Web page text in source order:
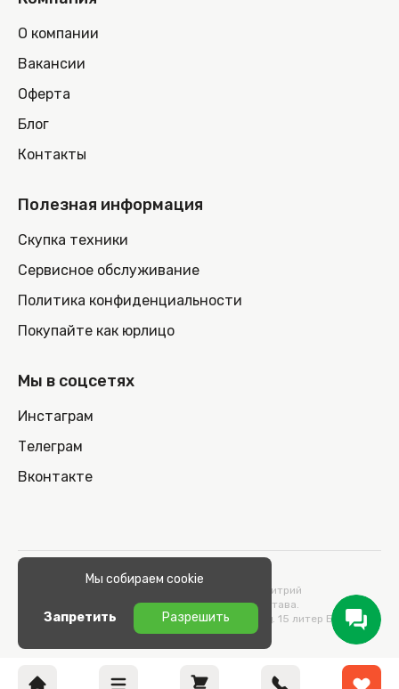
О компании
Вакансии
Оферта
Блог
Контакты
Полезная информация
Скупка техники
Сервисное обслуживание
Политика конфиденциальности
Покупайте как юрлицо
Мы в соцсетях
Инстаграм
Телеграм
Вконтакте
© 2026 100nout.by,
ООО «СТОНОУТБУКОВ» Директор Метельский Дмитрий
Константинович, действующий на основании Устава.
Адрес: 220100, Беларусь, г. Минск, ул. Кульман, д. 15 литер Б 9/к.
Мы собираем cookie
Запретить Разрешить